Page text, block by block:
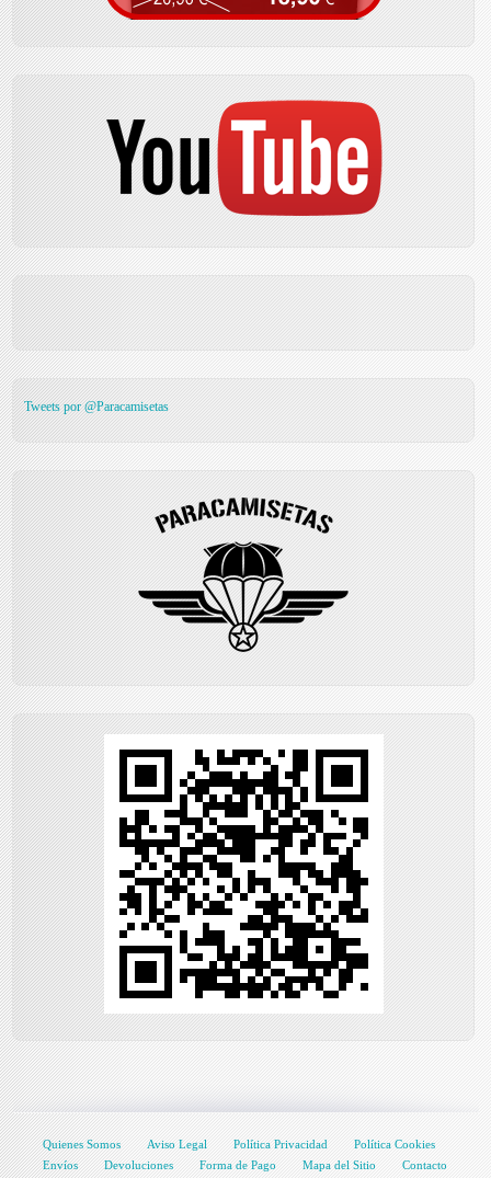
Tweets por @Paracamisetas
Quienes Somos Aviso Legal Política Privacidad
Política Cookies
Envíos
Devoluciones Forma de Pago Mapa del Sitio Contacto